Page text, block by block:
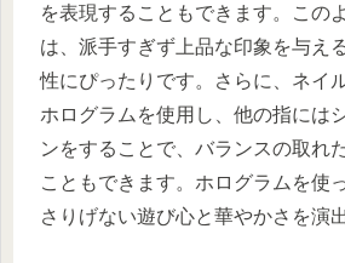
を表現することもできます。この
は、派手すぎず上品な印象を与え
性にぴったりです。さらに、ネイ
ホログラムを使用し、他の指には
ンをすることで、バランスの取れ
こともできます。ホログラムを使
さりげない遊び心と華やかさを演